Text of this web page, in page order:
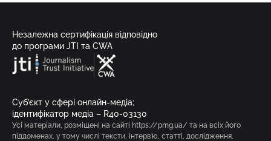
Незалежна сертифікація відповідно
до програми JTI та CWA
Суб’єкт у сфері онлайн-медіа;
ідентифікатор медіа – R40-03130
Усі матеріали, розміщені на сайті https://pmg.ua/ та на всіх його
піддоменах, у тому числі тексти, інтерв’ю, статті, дослідження,